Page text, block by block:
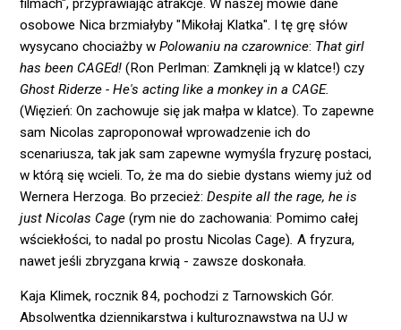
filmach", przyprawiając atrakcje. W naszej mowie dane
osobowe Nica brzmiałyby "Mikołaj Klatka". I tę grę słów
wysycano chociażby wPolowaniu na czarownice: That girl
has been CAGEd! (Ron Perlman: Zamknęli ją w klatce!) czy
Ghost Riderze - He's acting like a monkey in a CAGE.
(Więzień: On zachowuje się jak małpa w klatce). To zapewne
sam Nicolas zaproponował wprowadzenie ich do
scenariusza, tak jak sam zapewne wymyśla fryzurę postaci,
w którą się wcieli. To, że ma do siebie dystans wiemy już od
Wernera Herzoga. Bo przecież:Despite all the rage, he is
just Nicolas Cage (rym nie do zachowania: Pomimo całej
wściekłości, to nadal po prostu Nicolas Cage). A fryzura,
nawet jeśli zbryzgana krwią - zawsze doskonała.
Kaja Klimek, rocznik 84, pochodzi z Tarnowskich Gór.
Absolwentka dziennikarstwa i kulturoznawstwa na UJ w